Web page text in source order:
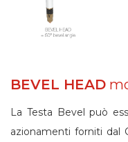
BEVEL HEAD
La Testa Bevel può
azionamenti forniti dal